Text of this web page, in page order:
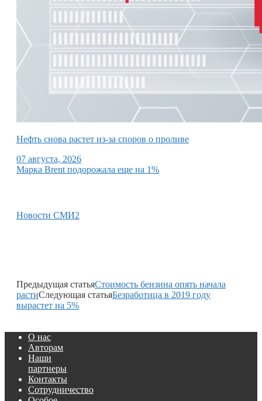
Нефть снова растет из-за споров о проливе
07 августа, 2026
Марка Brent подорожала еще на 1%
Новости СМИ2
Предыдущая статьяСтоимость бензина опять начала
растиСледующая статьяБезработица в 2019 году
вырастет на 5%
О нас
Авторам
Наши
партнеры
Контакты
Сотрудничество